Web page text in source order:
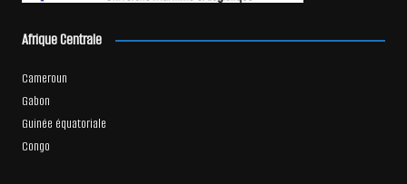
Afrique Centrale
Cameroun
Gabon
Guinée équatoriale
Congo